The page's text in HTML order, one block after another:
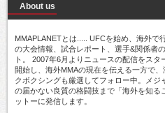
About us
MMAPLANETとは..... UFCを始め、海外で
の大会情報、試合レポート、選手&関係者
ト。 2007年6月よりニュースの配信をス
開始し、海外MMAの現在を伝える一方で
クボクシングも厳選してフォロー中。メジ
の届かない良質の格闘技まで「海外を知
ットーに発信します。